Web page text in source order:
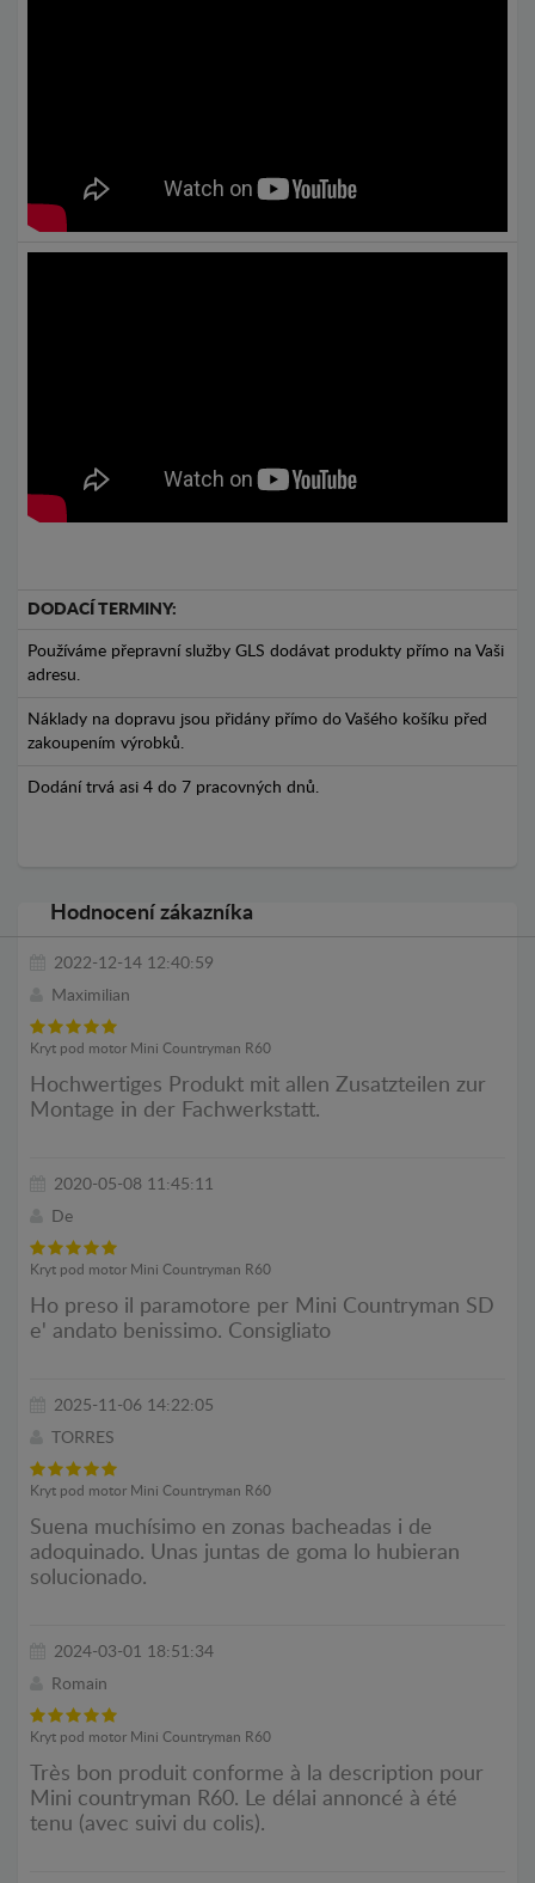
DODACÍ TERMINY:
Používáme přepravní služby GLS dodávat produkty přímo na Vaši
adresu.
Náklady na dopravu jsou přidány přímo do Vašého košíku před
zakoupením výrobků.
Dodání trvá asi 4 do 7 pracovných dnů.
Hodnocení zákazníka
2022-12-14 12:40:59
Maximilian
Kryt pod motor Mini Countryman R60
Hochwertiges Produkt mit allen Zusatzteilen zur
Montage in der Fachwerkstatt.
2020-05-08 11:45:11
De
Kryt pod motor Mini Countryman R60
Ho preso il paramotore per Mini Countryman SD
e' andato benissimo. Consigliato
2025-11-06 14:22:05
TORRES
Kryt pod motor Mini Countryman R60
Suena muchísimo en zonas bacheadas i de
adoquinado. Unas juntas de goma lo hubieran
solucionado.
2024-03-01 18:51:34
Romain
Kryt pod motor Mini Countryman R60
Très bon produit conforme à la description pour
Mini countryman R60. Le délai annoncé à été
tenu (avec suivi du colis).